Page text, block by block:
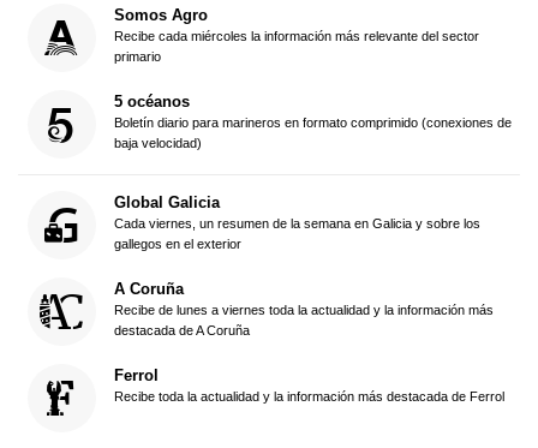
Somos Agro
Recibe cada miércoles la información más relevante del sector
primario
5 océanos
Boletín diario para marineros en formato comprimido (conexiones de
baja velocidad)
Global Galicia
Cada viernes, un resumen de la semana en Galicia y sobre los
gallegos en el exterior
A Coruña
Recibe de lunes a viernes toda la actualidad y la información más
destacada de A Coruña
Ferrol
Recibe toda la actualidad y la información más destacada de Ferrol